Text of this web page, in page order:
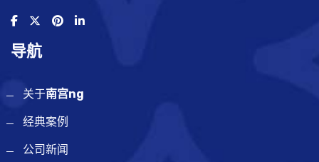
导航
关于南宫ng
经典案例
公司新闻